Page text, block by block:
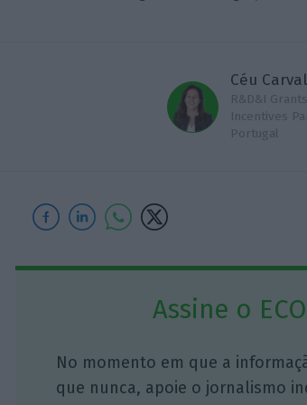
Céu
R&D&I
Incentives
Portugal
Assine o
No momento em que a
que nunca, apoie o jornalismo